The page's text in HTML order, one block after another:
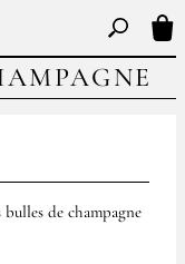
Basculer
bulles de champagne